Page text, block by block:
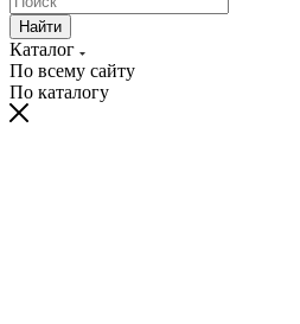
Найти
Каталог
По всему сайту
По каталогу